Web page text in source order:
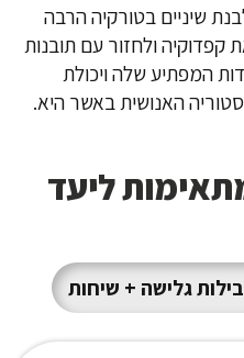
שיניים בטורקיההרבה
ולחזור עם תובנות
המפתיע שלה ויכולת
האנושית באשר היא.
גלישה + שיחות